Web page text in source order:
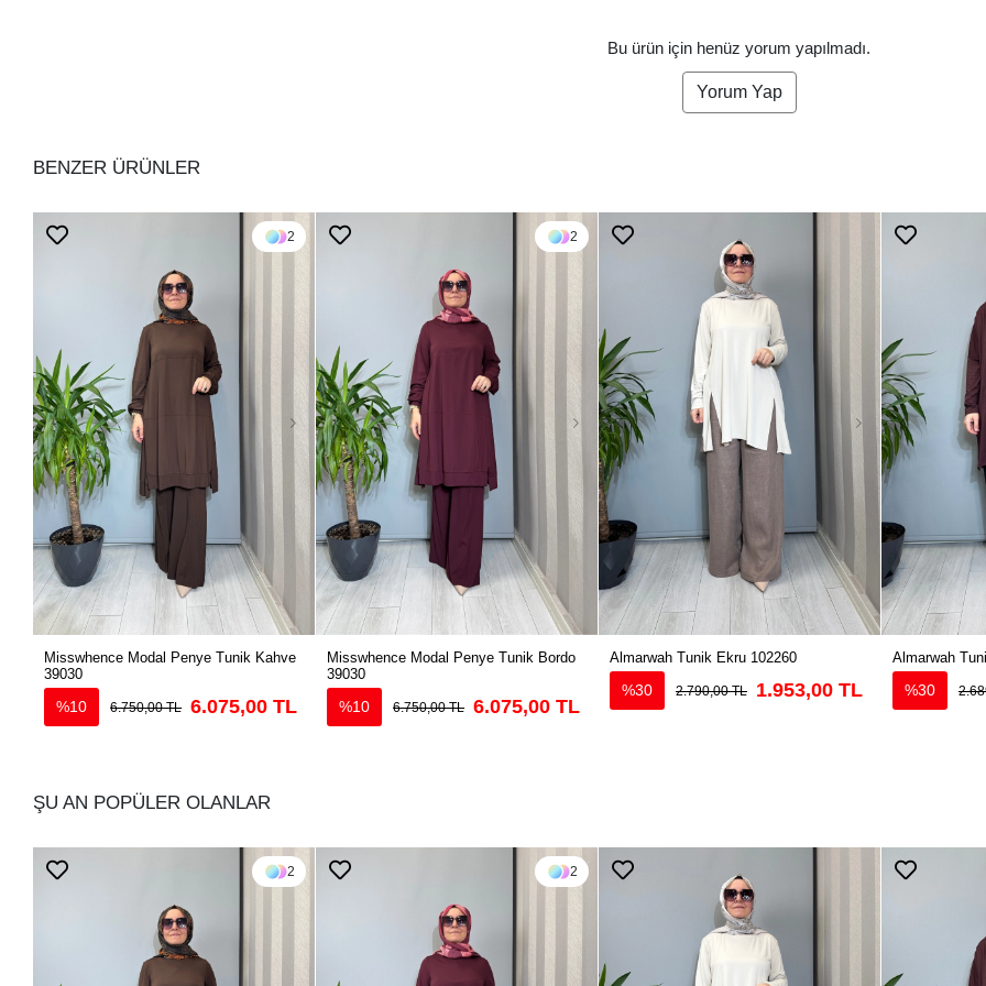
Bu ürün için henüz yorum yapılmadı.
Yorum Yap
BENZER ÜRÜNLER
2
Misswhence Modal Penye Tunik Kahve
39030
%10 6.750,00 TL 6.075,00 TL
2
Misswhence Modal Penye Tunik Bordo
39030
%10 6.750,00 TL 6.075,00 TL
Almarwah Tunik Ekru 102260
%30 2.790,00 TL 1.953,00 TL
Almarwah
%30
ŞU AN POPÜLER OLANLAR
2 2